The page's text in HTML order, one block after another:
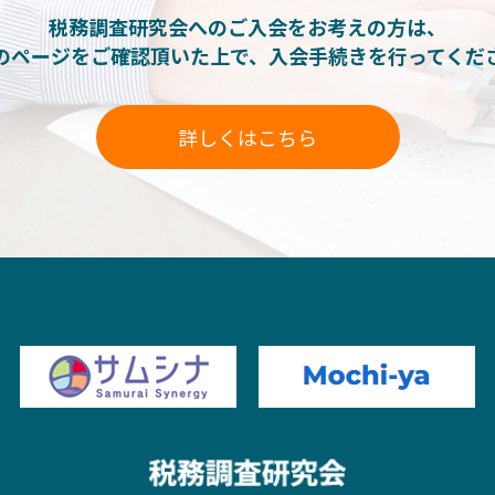
税務調査研究会へのご入会をお考えの方は、
ページをご確認頂いた上で、入会手続きを行ってくだ
詳しくはこちら